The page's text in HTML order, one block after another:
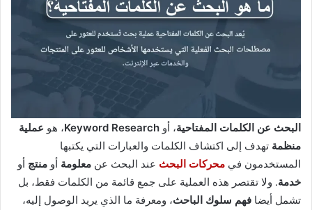
البحث عن الكلمات المفتاحية، أو Keyword Research، هو عملية
منظمة تهدف إلى اكتشاف الكلمات والعبارات التي يكتبها
المستخدمون في محركات البحث عند البحث عن معلومة أو منتج أو
خدمة. ولا تقتصر هذه العملية على جمع قائمة من الكلمات فقط، بل
تشمل أيضا فهم سلوك الباحث، ومعرفة ما الذي يريد الوصول إليه،